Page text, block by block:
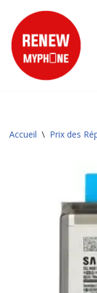
Aller
au
contenu
Accueil \ Prix des